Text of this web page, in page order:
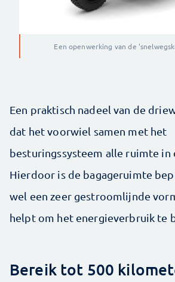
Een openwerking van de
Een praktisch nadeel van de
dat het voorwiel samen met het
besturingssysteem alle ruimte in
Hierdoor is de bagageruimte
wel een zeer gestroomlijnde
helpt om het energieverbruik te
Bereik tot 500